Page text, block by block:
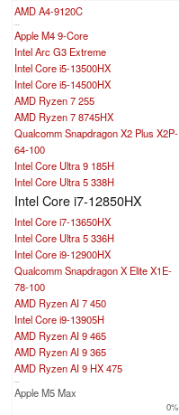
AMD A4-9120C
...
Apple M4 9-Core
Intel Arc G3 Extreme
Intel Core i5-13500HX
Intel Core i5-14500HX
AMD Ryzen 7 255
AMD Ryzen 7 8745HX
Qualcomm Snapdragon X2 Plus X2P-
64-100
Intel Core Ultra 9 185H
Intel Core Ultra 5 338H
Intel Core i7-12850HX
Intel Core i7-13650HX
Intel Core Ultra 5 336H
Intel Core i9-12900HX
Qualcomm Snapdragon X Elite X1E-
78-100
AMD Ryzen AI 7 450
Intel Core i9-13905H
AMD Ryzen AI 9 465
AMD Ryzen AI 9 365
AMD Ryzen AI 9 HX 475
...
Apple M5 Max
0%